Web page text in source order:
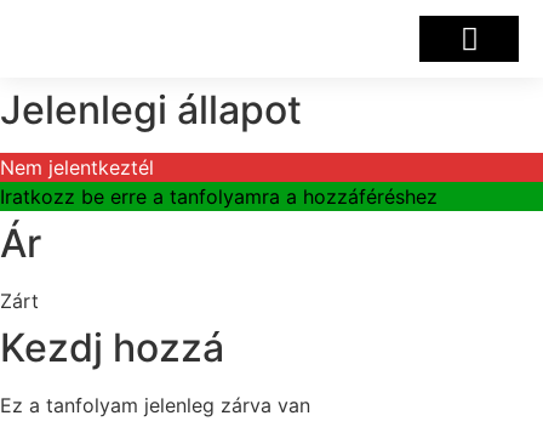
Jelenlegi állapot
Nem jelentkeztél
Iratkozz be erre a tanfolyamra a hozzáféréshez
Ár
Zárt
Kezdj hozzá
Ez a tanfolyam jelenleg zárva van